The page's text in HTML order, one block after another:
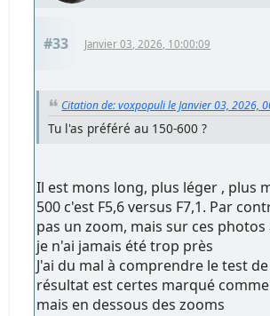
#33 Janvier 03, 2026, 10:00:09
Citation de: voxpopuli le Janvier 03, 2026,
Tu l'as préféré au 150-600 ?
Il est mons long, plus léger , plus
500 c'est F5,6 versus F7,1. Par
pas un zoom, mais sur ces
je n'ai jamais été trop près
J'ai du mal à comprendre le test
résultat est certes marqué
mais en dessous des zooms